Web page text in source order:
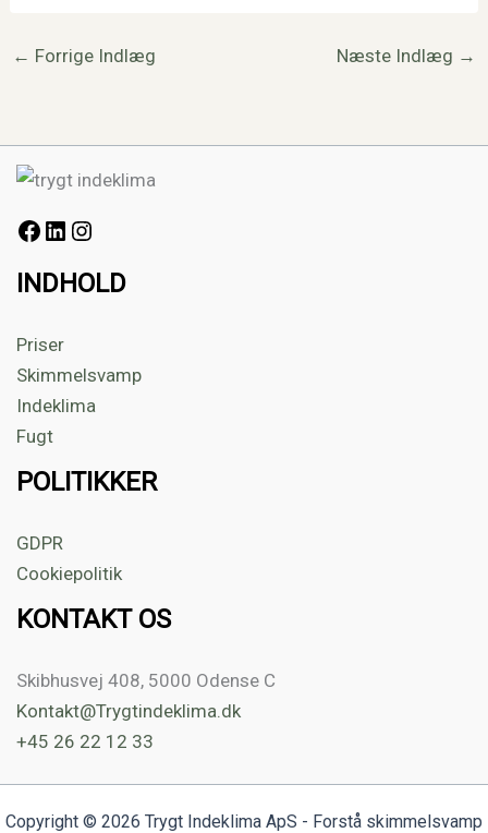
← Forrige Indlæg Næste Indlæg →
INDHOLD
Priser
Skimmelsvamp
Indeklima
Fugt
POLITIKKER
GDPR
Cookiepolitik
KONTAKT OS
Skibhusvej 408, 5000 Odense C
Kontakt@Trygtindeklima.dk
+45 26 22 12 33
Copyright © 2026 Trygt Indeklima ApS - Forstå skimmelsvamp